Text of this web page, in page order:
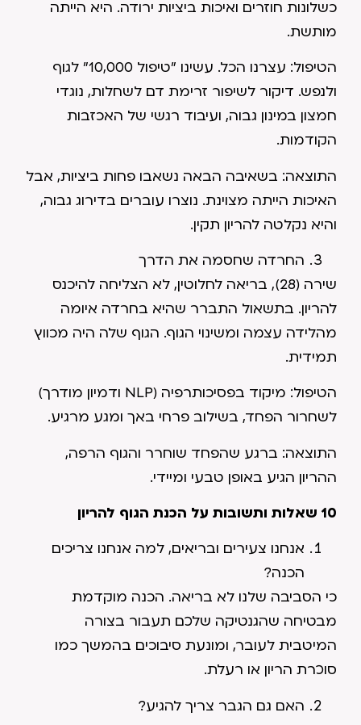
כשלונות חוזרים ואיכות ביציות ירודה. היא הייתה
מותשת.
הטיפול: עצרנו הכל. עשינו "טיפול 10,000" לגוף
ולנפש. דיקור לשיפור זרימת דם לשחלות, נוגדי
חמצון במינון גבוה, ועיבוד רגשי של האכזבות
הקודמות.
התוצאה: בשאיבה הבאה נשאבו פחות ביציות, אבל
האיכות הייתה מצוינת. נוצרו עוברים בדירוג גבוה,
והיא נקלטה להריון תקין.
החרדה שחסמה את הדרך
שירה (28), בריאה לחלוטין, לא הצליחה להיכנס
להריון. בתשאול התברר שהיא בחרדה איומה
מהלידה עצמה ומשינוי הגוף. הגוף שלה היה מכווץ
תמידית.
הטיפול: מיקוד בפסיכותרפיה (NLP ודמיון מודרך)
לשחרור הפחד, בשילוב פרחי באך ומגע מרגיע.
התוצאה: ברגע שהפחד שוחרר והגוף הרפה,
ההריון הגיע באופן טבעי ומיידי.
10 שאלות ותשובות על הכנת הגוף להריון
אנחנו צעירים ובריאים, למה אנחנו צריכים
הכנה?
כי הסביבה שלנו לא בריאה. הכנה מוקדמת
מבטיחה שהגנטיקה שלכם תעבור בצורה
המיטבית לעובר, ומונעת סיבוכים בהמשך כמו
סוכרת הריון או רעלת.
האם גם הגבר צריך להגיע?